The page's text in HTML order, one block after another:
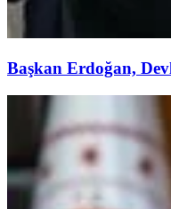
Başkan Erdoğan,